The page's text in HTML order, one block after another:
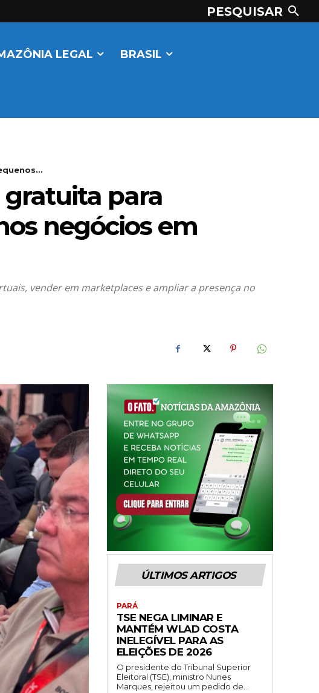
PESQUISAR
LEGAL BRASIL
gratuita para
negócios em
vender em marketplaces e ampliar a presença no
ÚLTIMOS ARTIGOS
PARÁ
TSE NEGA LIMINAR E
MANTÉM WLAD COSTA
INELEGÍVEL PARA AS
ELEIÇÕES DE 2026
O presidente do Tribunal Superior
Eleitoral (TSE), ministro Nunes
Marques, rejeitou um pedido de...